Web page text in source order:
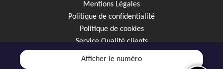
Afficher le numéro
Mentions Légales
Politique de confidentialité
Politique de cookies
Service Qualité clients
Créez votre alerte mail